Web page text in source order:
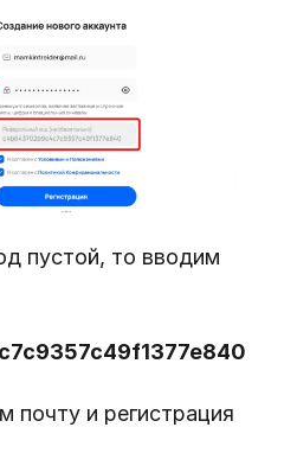
пустой, то вводим
почту и регистрация